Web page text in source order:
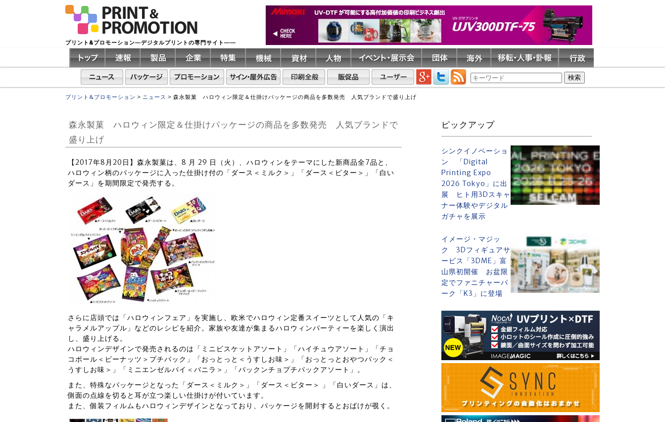
プリント&プロモーション―デジタルプリントの専門サイト――
プリント&プロモーション > ニュース > 森永製菓 ハロウィン限定＆仕掛けパッケージの商品を多数発売 人気ブランドで盛り上げ
森永製菓 ハロウィン限定＆仕掛けパッケージの商品を多数発売 人気ブランドで
盛り上げ
【2017年8月20日】森永製菓は、8 月 29 日（火）、ハロウィンをテーマにした新商品全7品と、
ハロウィン柄のパッケージに入った仕掛け付の「ダース＜ミルク＞」「ダース＜ビター＞」「白い
ダース」を期間限定で発売する。
さらに店頭では「ハロウィンフェア」を実施し、欧米でハロウィン定番スイーツとして人気の「キ
ャラメルアップル」などのレシピを紹介。家族や友達が集まるハロウィンパーティーを楽しく演出
し、盛り上げる。
ハロウィンデザインで発売されるのは「ミニビスケットアソート」「ハイチュウアソート」「チョ
コボール＜ピーナッツ＞プチパック」「おっとっと＜うすしお味＞」「おっとっとおやつパック＜
うすしお味＞」「ミニエンゼルパイ＜バニラ＞」「パックンチョプチパックアソート」。
また、特殊なパッケージとなった「ダース＜ミルク＞」「ダース＜ビター＞ 」「白いダース」は、
側面の点線を切ると耳が立つ楽しい仕掛けが付いています。
また、個装フィルムもハロウィンデザインとなっており、パッケージを開封するとおばけが覗く。
ピックアップ
シンクイノベーショ
ン 「Digital
Printing Expo
2026 Tokyo」に出
展 ヒト用3Dスキャ
ナー体験やデジタル
ガチャを展示
イメージ・マジッ
ク 3Dフィギュアサ
ービス「3DME」富
山県初開催 お盆限
定でファニチャーパ
ーク「K3」に登場